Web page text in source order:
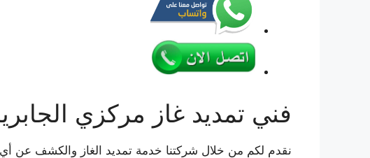
فني تمديد غاز مركزي
نقدم لكم من خلال شركتنا خدمة تمديد الغاز والكشف عن